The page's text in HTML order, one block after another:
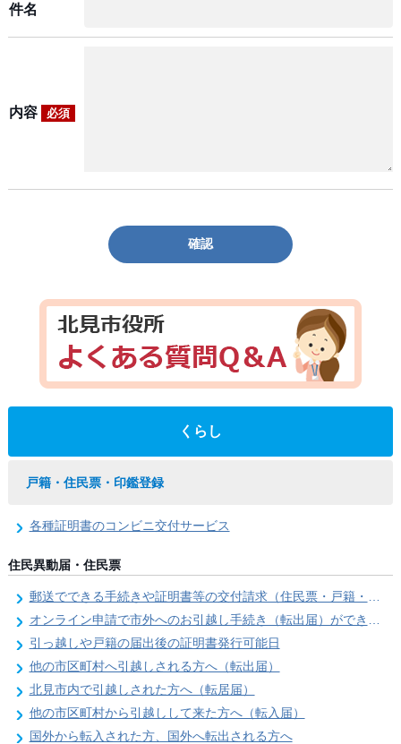
件名
内容 必須
確認
くらし
戸籍・住民票・印鑑登録
各種証明書のコンビニ交付サービス
住民異動届・住民票
郵送でできる手続きや証明書等の交付請求（住民票・戸籍・国民年金関係）
オンライン申請で市外へのお引越し手続き（転出届）ができます
引っ越しや戸籍の届出後の証明書発行可能日
他の市区町村へ引越しされる方へ（転出届）
北見市内で引越しされた方へ（転居届）
他の市区町村から引越しして来た方へ（転入届）
国外から転入された方、国外へ転出される方へ